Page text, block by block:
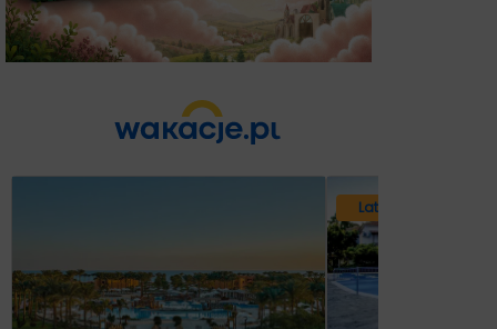
Lato 2026